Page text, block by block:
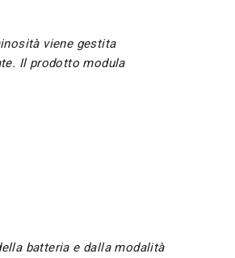
viene gestita
Il prodotto modula
batteria e dalla modalità